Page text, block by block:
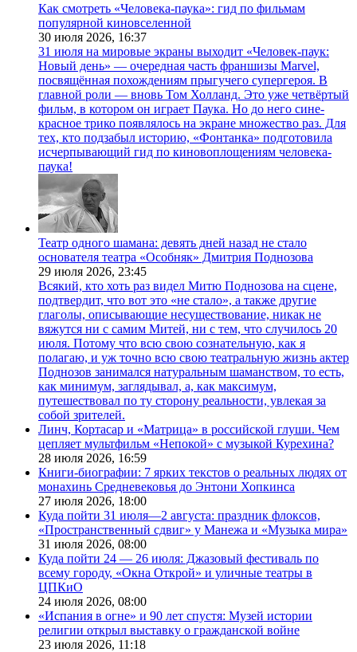
Как смотреть «Человека-паука»: гид по фильмам
популярной киновселенной
30 июля 2026, 16:37
31 июля на мировые экраны выходит «Человек-паук:
Новый день» — очередная часть франшизы Marvel,
посвящённая похождениям прыгучего супергероя. В
главной роли — вновь Том Холланд. Это уже четвёртый
фильм, в котором он играет Паука. Но до него сине-
красное трико появлялось на экране множество раз. Для
тех, кто подзабыл историю, «Фонтанка» подготовила
исчерпывающий гид по киновоплощениям человека-
паука!
Театр одного шамана: девять дней назад не стало
основателя театра «Особняк» Дмитрия Поднозова
29 июля 2026, 23:45
Всякий, кто хоть раз видел Митю Поднозова на сцене,
подтвердит, что вот это «не стало», а также другие
глаголы, описывающие несуществование, никак не
вяжутся ни с самим Митей, ни с тем, что случилось 20
июля. Потому что всю свою сознательную, как я
полагаю, и уж точно всю свою театральную жизнь актер
Поднозов занимался натуральным шаманством, то есть,
как минимум, заглядывал, а, как максимум,
путешествовал по ту сторону реальности, увлекая за
собой зрителей.
Линч, Кортасар и «Матрица» в российской глуши. Чем
цепляет мультфильм «Непокой» с музыкой Курехина?
28 июля 2026, 16:59
Книги-биографии: 7 ярких текстов о реальных людях от
монахинь Средневековья до Энтони Хопкинса
27 июля 2026, 18:00
Куда пойти 31 июля—2 августа: праздник флоксов,
«Пространственный сдвиг» у Манежа и «Музыка мира»
31 июля 2026, 08:00
Куда пойти 24 — 26 июля: Джазовый фестиваль по
всему городу, «Окна Открой» и уличные театры в
ЦПКиО
24 июля 2026, 08:00
«Испания в огне» и 90 лет спустя: Музей истории
религии открыл выставку о гражданской войне
23 июля 2026, 11:18